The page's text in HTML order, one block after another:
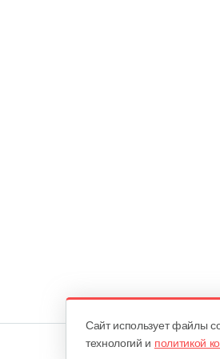
Cайт использует файлы
технологий и политикой